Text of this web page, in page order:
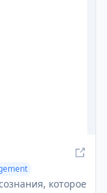
которое